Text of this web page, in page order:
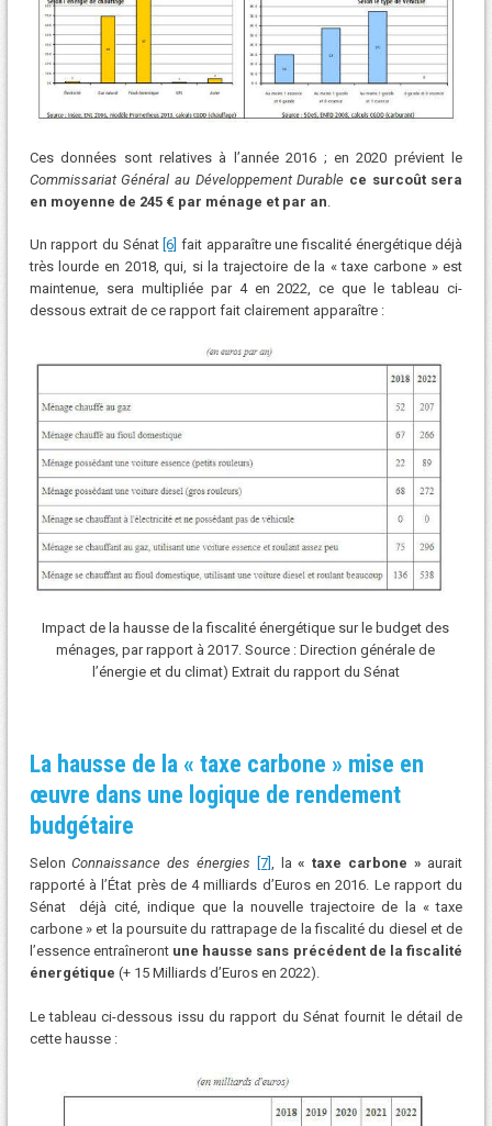
Ces données sont relatives à l’année 2016 ; en 2020 prévient le
Commissariat Général au Développement Durable ce surcoût sera
en moyenne de 245 € par ménage et par an
Un rapport du Sénat [6] fait apparaître une fiscalité énergétique déjà
très lourde en 2018, qui, si la trajectoire de la « taxe carbone » est
maintenue, sera multipliée par 4 en 2022, ce que le tableau ci-
dessous extrait de ce rapport fait clairement apparaître :
Impact de la hausse de la fiscalité énergétique sur le budget des
ménages, par rapport à 2017. Source : Direction générale de
l’énergie et du climat) Extrait du rapport du Sénat
La hausse de la « taxe carbone » mise en
œuvre dans une logique de rendement
budgétaire
SelonConnaissance des énergies [7] , la« taxe carbone » aurait
rapporté à l’État près de 4 milliards d’Euros en 2016. Le rapport du
Sénat déjà cité, indique que la nouvelle trajectoire de la « taxe
carbone » et la poursuite du rattrapage de la fiscalité du diesel et de
l’essence entraîneront une hausse sans précédent de la fiscalité
énergétique (+ 15 Milliards d’Euros en 2022).
Le tableau ci-dessous issu du rapport du Sénat fournit le détail de
cette hausse :